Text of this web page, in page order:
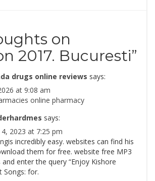
on
2017. Bucuresti”
drugs online reviews says:
at 9:08 am
online pharmacy
says:
2023 at 7:25 pm
incredibly easy. websites can find his
them for free. website free MP3
enter the query “Enjoy Kishore
Songs: for.